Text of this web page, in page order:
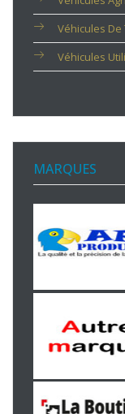
Véhicules
Véhicules
MARQUES